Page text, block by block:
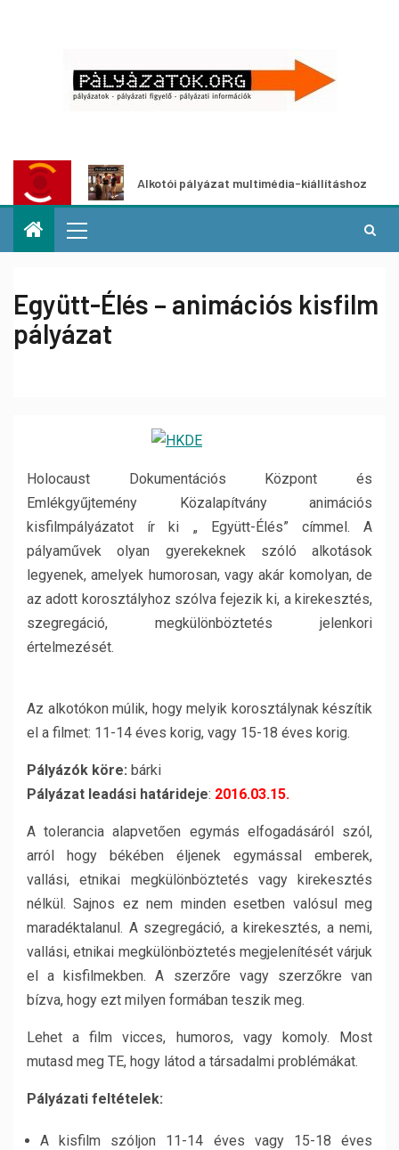
Alkotói pályázat multimédia-kiállításhoz
Együtt-Élés – animációs kisfilm
pályázat
Holocaust Dokumentációs Központ és
Emlékgyűjtemény Közalapítvány animációs
kisfilmpályázatot ír ki „ Együtt-Élés” címmel. A
pályaművek olyan gyerekeknek szóló alkotások
legyenek, amelyek humorosan, vagy akár komolyan, de
az adott korosztályhoz szólva fejezik ki, a kirekesztés,
szegregáció, megkülönböztetés jelenkori
értelmezését.
Az alkotókon múlik, hogy melyik korosztálynak készítik
el a filmet: 11-14 éves korig, vagy 15-18 éves korig.
Pályázók köre: bárki
Pályázat leadási határideje: 2016.03.15.
A tolerancia alapvetően egymás elfogadásáról szól,
arról hogy békében éljenek egymással emberek,
vallási, etnikai megkülönböztetés vagy kirekesztés
nélkül. Sajnos ez nem minden esetben valósul meg
maradéktalanul. A szegregáció, a kirekesztés, a nemi,
vallási, etnikai megkülönböztetés megjelenítését várjuk
el a kisfilmekben. A szerzőre vagy szerzőkre van
bízva, hogy ezt milyen formában teszik meg.
Lehet a film vicces, humoros, vagy komoly. Most
mutasd meg TE, hogy látod a társadalmi problémákat.
Pályázati feltételek:
A kisfilm szóljon 11-14 éves vagy 15-18 éves